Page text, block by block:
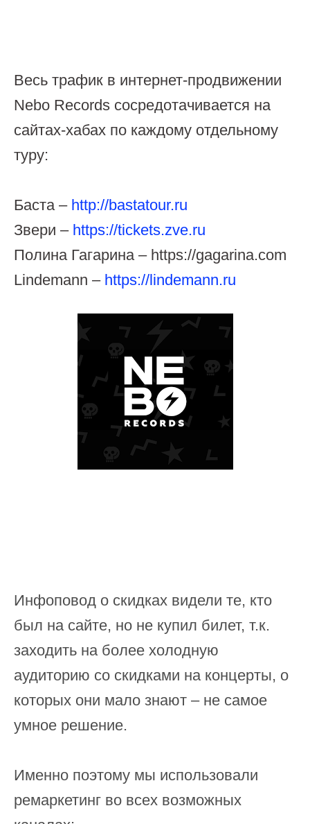
Весь трафик в интернет-продвижении
Nebo Records сосредотачивается на
сайтах-хабах по каждому отдельному
туру:
Баста – http://bastatour.ru
Звери – https://tickets.zve.ru
Полина Гагарина – https://gagarina.com
Lindemann – https://lindemann.ru
Инфоповод о скидках видели те, кто
был на сайте, но не купил билет, т.к.
заходить на более холодную
аудиторию со скидками на концерты, о
которых они мало знают – не самое
умное решение.
Именно поэтому мы использовали
ремаркетинг во всех возможных